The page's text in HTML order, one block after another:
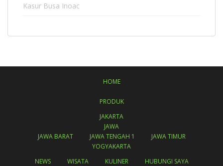
Kasur Busa Inoac
HOME
PRODUK
JAKARTA
JAWA
JAWA BARAT
JAWA TENGAH 1
JAWA TIMUR
YOGYAKARTA
NEWS
WISATA KULINER HUBUNGI SAYA